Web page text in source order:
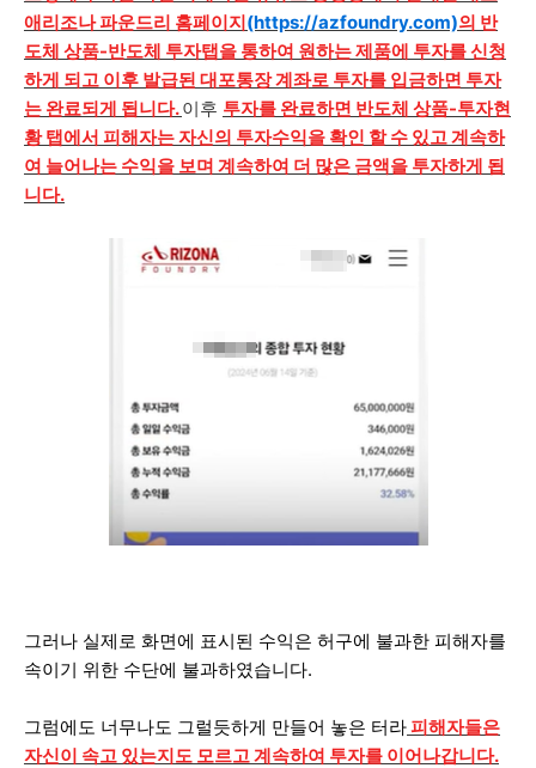
애리조나 파운드리 홈페이지(https://azfoundry.com)의 반
도체 상품-반도체 투자탭을 통하여 원하는 제품에 투자를 신청
하게 되고 이후 발급된 대포통장 계좌로 투자를 입금하면 투자
는 완료되게 됩니다.이후 투자를 완료하면 반도체 상품-투자현
황 탭에서 피해자는 자신의 투자수익을 확인 할 수 있고 계속하
여 늘어나는 수익을 보며 계속하여 더 많은 금액을 투자하게 됩
니다.
그러나 실제로 화면에 표시된 수익은 허구에 불과한 피해자를
속이기 위한 수단에 불과하였습니다.
그럼에도 너무나도 그럴듯하게 만들어 놓은 터라피해자들은
자신이 속고 있는지도 모르고 계속하여 투자를 이어나갑니다.